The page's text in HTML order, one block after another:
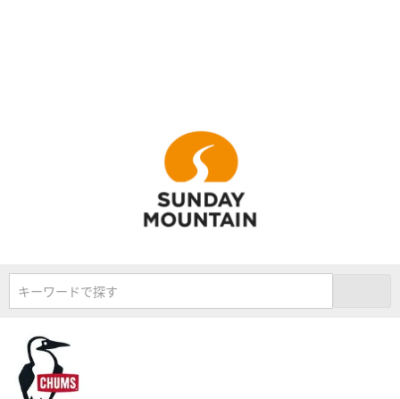
キーワードで探す